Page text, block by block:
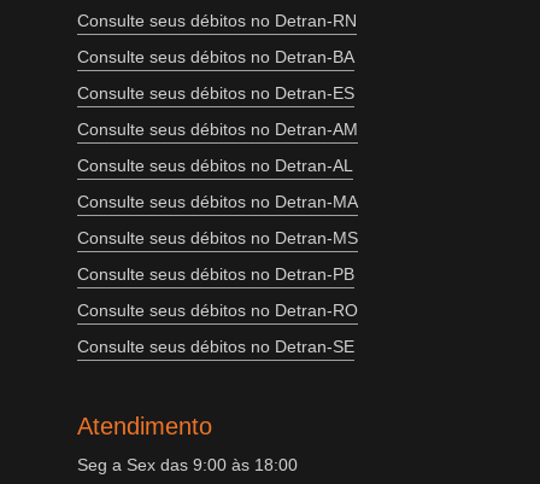
Consulte seus débitos no Detran-RN
Consulte seus débitos no Detran-BA
Consulte seus débitos no Detran-ES
Consulte seus débitos no Detran-AM
Consulte seus débitos no Detran-AL
Consulte seus débitos no Detran-MA
Consulte seus débitos no Detran-MS
Consulte seus débitos no Detran-PB
Consulte seus débitos no Detran-RO
Consulte seus débitos no Detran-SE
Atendimento
Seg a Sex das 9:00 às 18:00